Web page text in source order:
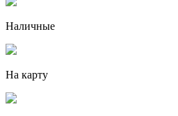
Наличные
На карту